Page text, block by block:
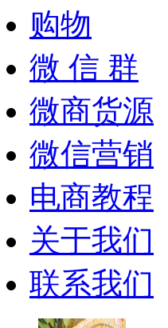
购物
微 信 群
微商货源
微信营销
电商教程
关于我们
联系我们